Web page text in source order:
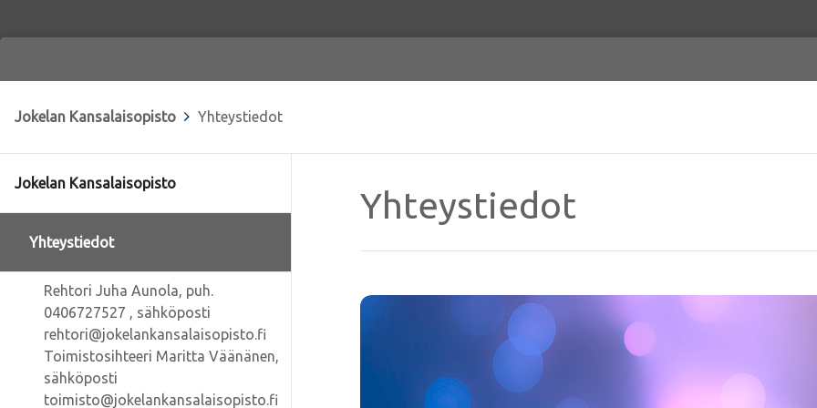
Jokelan Kansalaisopisto Yhteystiedot
Yhteystiedot
Jokelan Kansalaisopisto
Yhteystiedot
Rehtori Juha Aunola, puh.
0406727527 , sähköposti
rehtori@jokelankansalaisopisto.fi
Toimistosihteeri Maritta Väänänen,
sähköposti
toimisto@jokelankansalaisopisto.fi